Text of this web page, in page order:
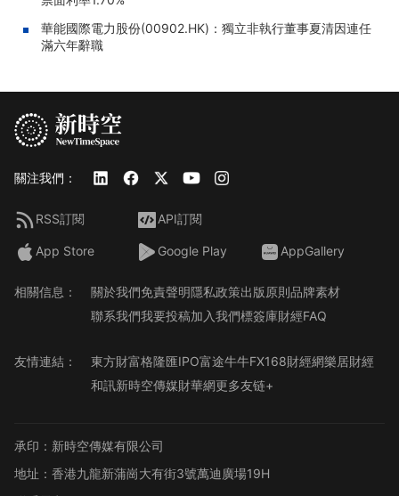
華能國際電力股份(00902.HK)：獨立非執行董事夏清因連任
滿六年辭職
關注我們：
RSS訂閱 API訂閱
App Store Google Play AppGallery
相關信息： 關於我們免責聲明隱私政策出版原則品牌素材
聯系我們我要投稿加入我們標簽庫財經FAQ
友情連結： 東方財富格隆匯IPO富途牛牛FX168財經網樂居財經
和訊新時空傳媒財華網更多友链+
承印：新時空傳媒有限公司
地址：香港九龍新蒲崗大有街3號萬迪廣場19H